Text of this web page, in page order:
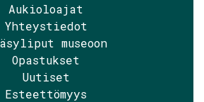
Aukioloajat
Yhteystiedot
museoon
Opastukset
Uutiset
Esteettömyys